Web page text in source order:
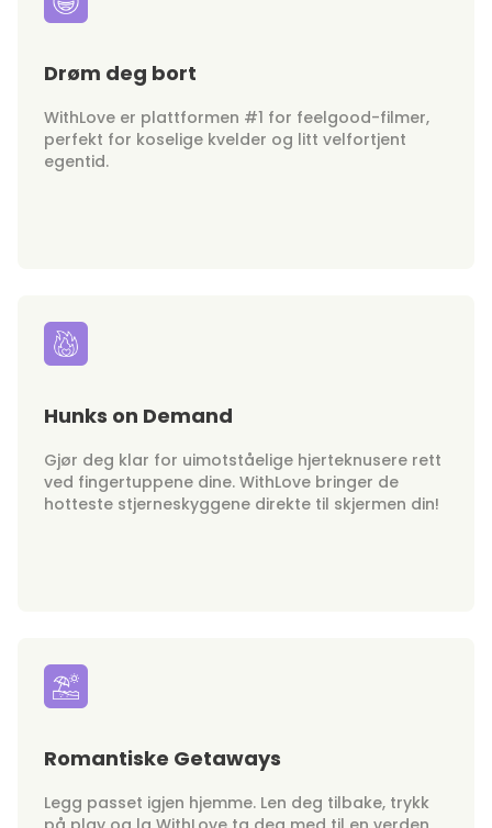
Drøm deg bort
WithLove er plattformen #1 for feelgood-filmer,
perfekt for koselige kvelder og litt velfortjent
egentid.
Hunks on Demand
Gjør deg klar for uimotståelige hjerteknusere rett
ved fingertuppene dine. WithLove bringer de
hotteste stjerneskyggene direkte til skjermen din!
Romantiske Getaways
Legg passet igjen hjemme. Len deg tilbake, trykk